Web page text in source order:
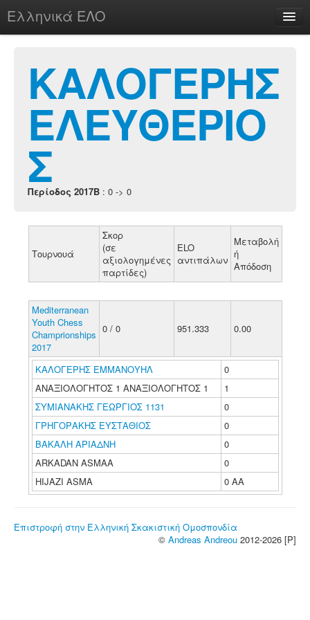
Ελληνικά ΕΛΟ
chesstu.be @ discord
Login
ΚΑΛΟΓΕΡΗΣ
ΕΛΕΥΘΕΡΙΟ
Σ
Περίοδος 2017B : 0 -> 0
Τουρνουά
Σκορ
(σε
αξιολογημένες
παρτίδες)
ELO
αντιπάλων
Μεταβολή
ή
Απόδοση
Mediterranean
Youth Chess
Champrionships
2017
0 / 0 951.333 0.00
ΚΑΛΟΓΕΡΗΣ ΕΜΜΑΝΟΥΗΛ
0
ΑΝΑΞΙΟΛΟΓΗΤΟΣ 1 ΑΝΑΞΙΟΛΟΓΗΤΟΣ 1
1
ΣΥΜΙΑΝΑΚΗΣ ΓΕΩΡΓΙΟΣ 1131
0
ΓΡΗΓΟΡΑΚΗΣ ΕΥΣΤΑΘΙΟΣ
0
ΒΑΚΑΛΗ ΑΡΙΑΔΝΗ
0
ARKADAN ASMAA
0
HIJAZI ASMA
0 ΑΑ
Επιστροφή στην Ελληνική Σκακιστική Ομοσπονδία
© Andreas Andreou 2012-2026 [P]